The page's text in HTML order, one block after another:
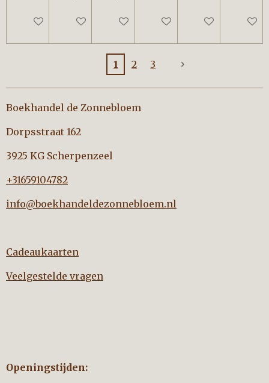
In winkelwagenIn winkelwagenIn winkelwagenIn winkelwagenIn winkelwagen
In
1 2 3
Boekhandel de Zonnebloem
Dorpsstraat 162
3925 KG Scherpenzeel
+31659104782
info@boekhandeldezonnebloem.nl
Cadeaukaarten
Veelgestelde vragen
Openingstijden: